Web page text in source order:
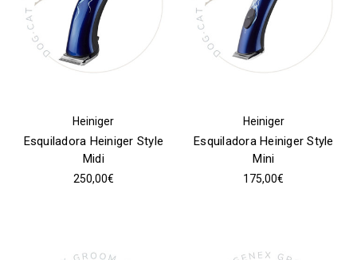
Heiniger
Esquiladora Heiniger Style
Midi
250,00€
Heiniger
Esquiladora Heiniger Style
Mini
175,00€